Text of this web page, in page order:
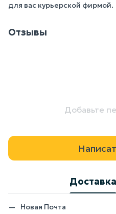
для вас курьерской фирмой.
Отзывы
Добавьте
Доставка
Новая Почта